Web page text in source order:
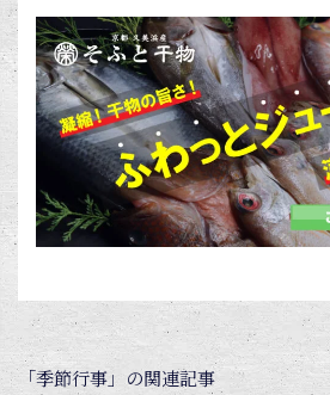
「季節行事」の関連記事